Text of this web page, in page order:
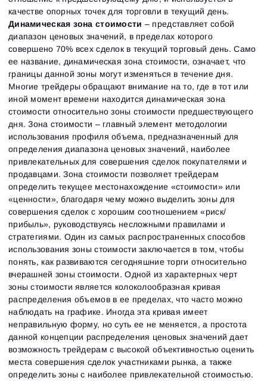
качестве опорных точек для торговли в текущий день.
Динамическая зона стоимости – представляет собой
диапазон ценовых значений, в пределах которого
совершено 70% всех сделок в текущий торговый день. Само
ее название, динамическая зона стоимости, означает, что
границы данной зоны могут изменяться в течение дня.
Многие трейдеры обращают внимание на то, где в тот или
иной момент времени находится динамическая зона
стоимости относительно зоны стоимости предшествующего
дня. Зона стоимости – главный элемент методологии
использования профиля объема, предназначенный для
определения диапазона ценовых значений, наиболее
привлекательных для совершения сделок покупателями и
продавцами. Зона стоимости позволяет трейдерам
определить текущее местонахождение «стоимости» или
«ценности», благодаря чему можно выделить зоны для
совершения сделок с хорошим соотношением «риск/
прибыль», руководствуясь несложными правилами и
стратегиями. Один из самых распространенных способов
использования зоны стоимости заключается в том, чтобы
понять, как развиваются сегодняшние торги относительно
вчерашней зоны стоимости. Одной из характерных черт
зоны стоимости является колоколообразная кривая
распределения объемов в ее пределах, что часто можно
наблюдать на графике. Иногда эта кривая имеет
неправильную форму, но суть ее не меняется, а простота
данной концепции распределения ценовых значений дает
возможность трейдерам с высокой объективностью оценить
места совершения сделок участниками рынка, а также
определить зоны с наиболее привлекательной стоимостью.